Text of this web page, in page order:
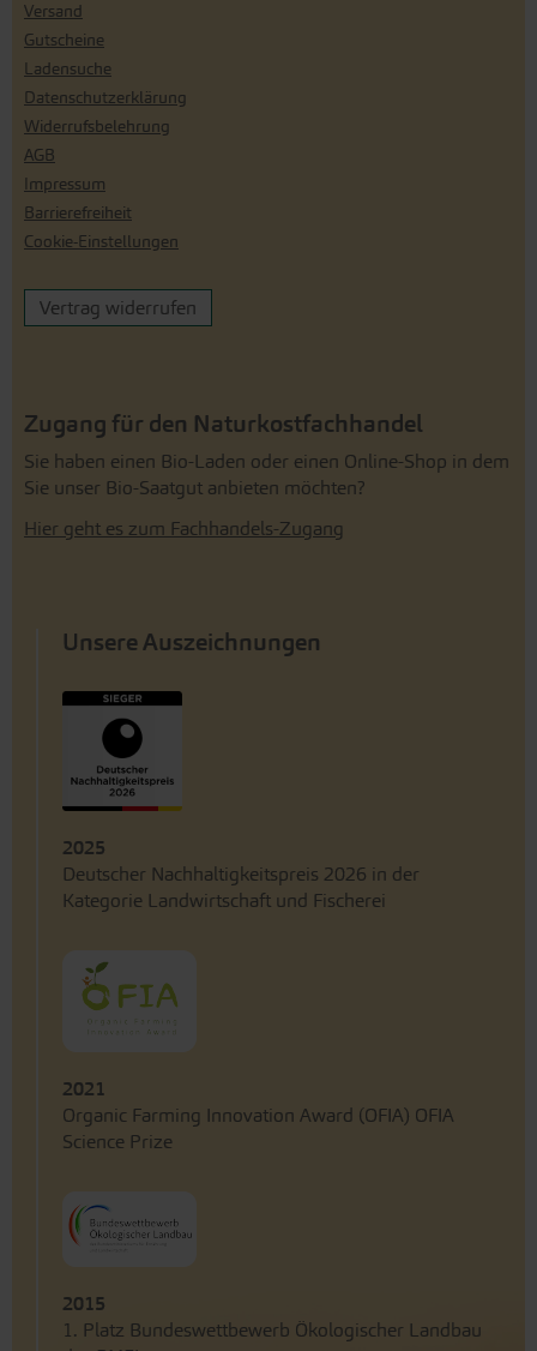
Versand
Gutscheine
Ladensuche
Datenschutzerklärung
Widerrufsbelehrung
AGB
Impressum
Barrierefreiheit
Cookie-Einstellungen
Vertrag widerrufen
Zugang für den Naturkostfachhandel
Sie haben einen Bio-Laden oder einen Online-Shop in dem
Sie unser Bio-Saatgut anbieten möchten?
Hier geht es zum Fachhandels-Zugang
Unsere Auszeichnungen
2025
Deutscher Nachhaltigkeitspreis 2026 in der
Kategorie Landwirtschaft und Fischerei
2021
Organic Farming Innovation Award (OFIA) OFIA
Science Prize
2015
1. Platz Bundeswettbewerb Ökologischer Landbau